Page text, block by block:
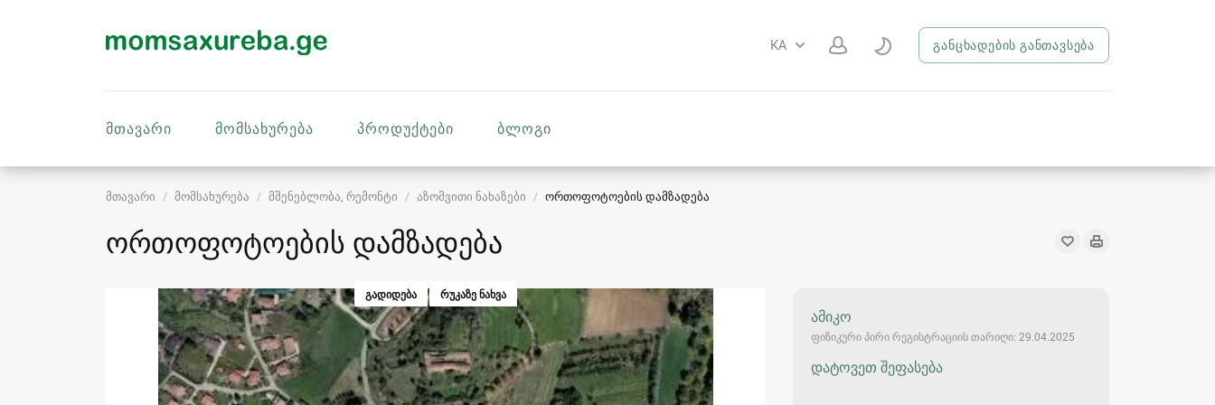
KA განცხადების განთავსება
მთავარი მომსახურება პროდუქტები ბლოგი
მთავარი მომსახურება მშენებლობა, რემონტი აზომვითი ნახაზები ორთოფოტოების დამზადება
ორთოფოტოების დამზადება
ამიკო
ფიზიკური პირი რეგისტრაციის თარიღი: 29.04.2025
დატოვეთ შეფასება
ᲒᲐᲓᲘᲓᲔᲑᲐ ᲠᲣᲙᲐᲖᲔ ᲜᲐᲮᲕᲐ